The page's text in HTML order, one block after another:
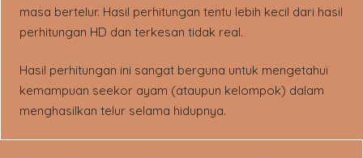
masa bertelur. Hasil perhitungan tentu lebih kecil dari hasil
perhitungan HD dan terkesan tidak real.
Hasil perhitungan ini sangat berguna untuk mengetahui
kemampuan seekor ayam (ataupun kelompok) dalam
menghasilkan telur selama hidupnya.